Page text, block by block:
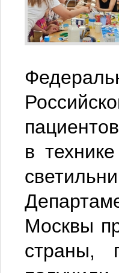
в
Москвы
страны,